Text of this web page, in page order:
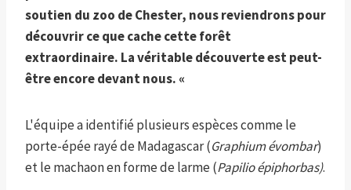
soutien du zoo de Chester, nous reviendrons pour
découvrir ce que cache cette forêt
extraordinaire. La véritable découverte est peut-
être encore devant nous. «
L'équipe a identifié plusieurs espèces comme le
porte-épée rayé de Madagascar (Graphium évombar)
et le machaon en forme de larme (Papilio épiphorbas).